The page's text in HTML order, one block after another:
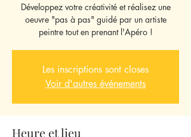
Développez votre créativité et réalisez une
oeuvre "pas à pas" guidé par un artiste
peintre tout en prenant l'Apéro !
Les inscriptions sont closes
Voir d'autres événements
Heure et lieu